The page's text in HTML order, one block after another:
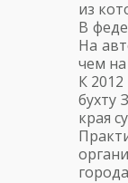
из
В
На
чем на
К
бухту
края